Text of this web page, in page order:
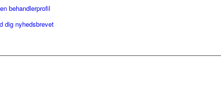
behandlerprofil
dig nyhedsbrevet